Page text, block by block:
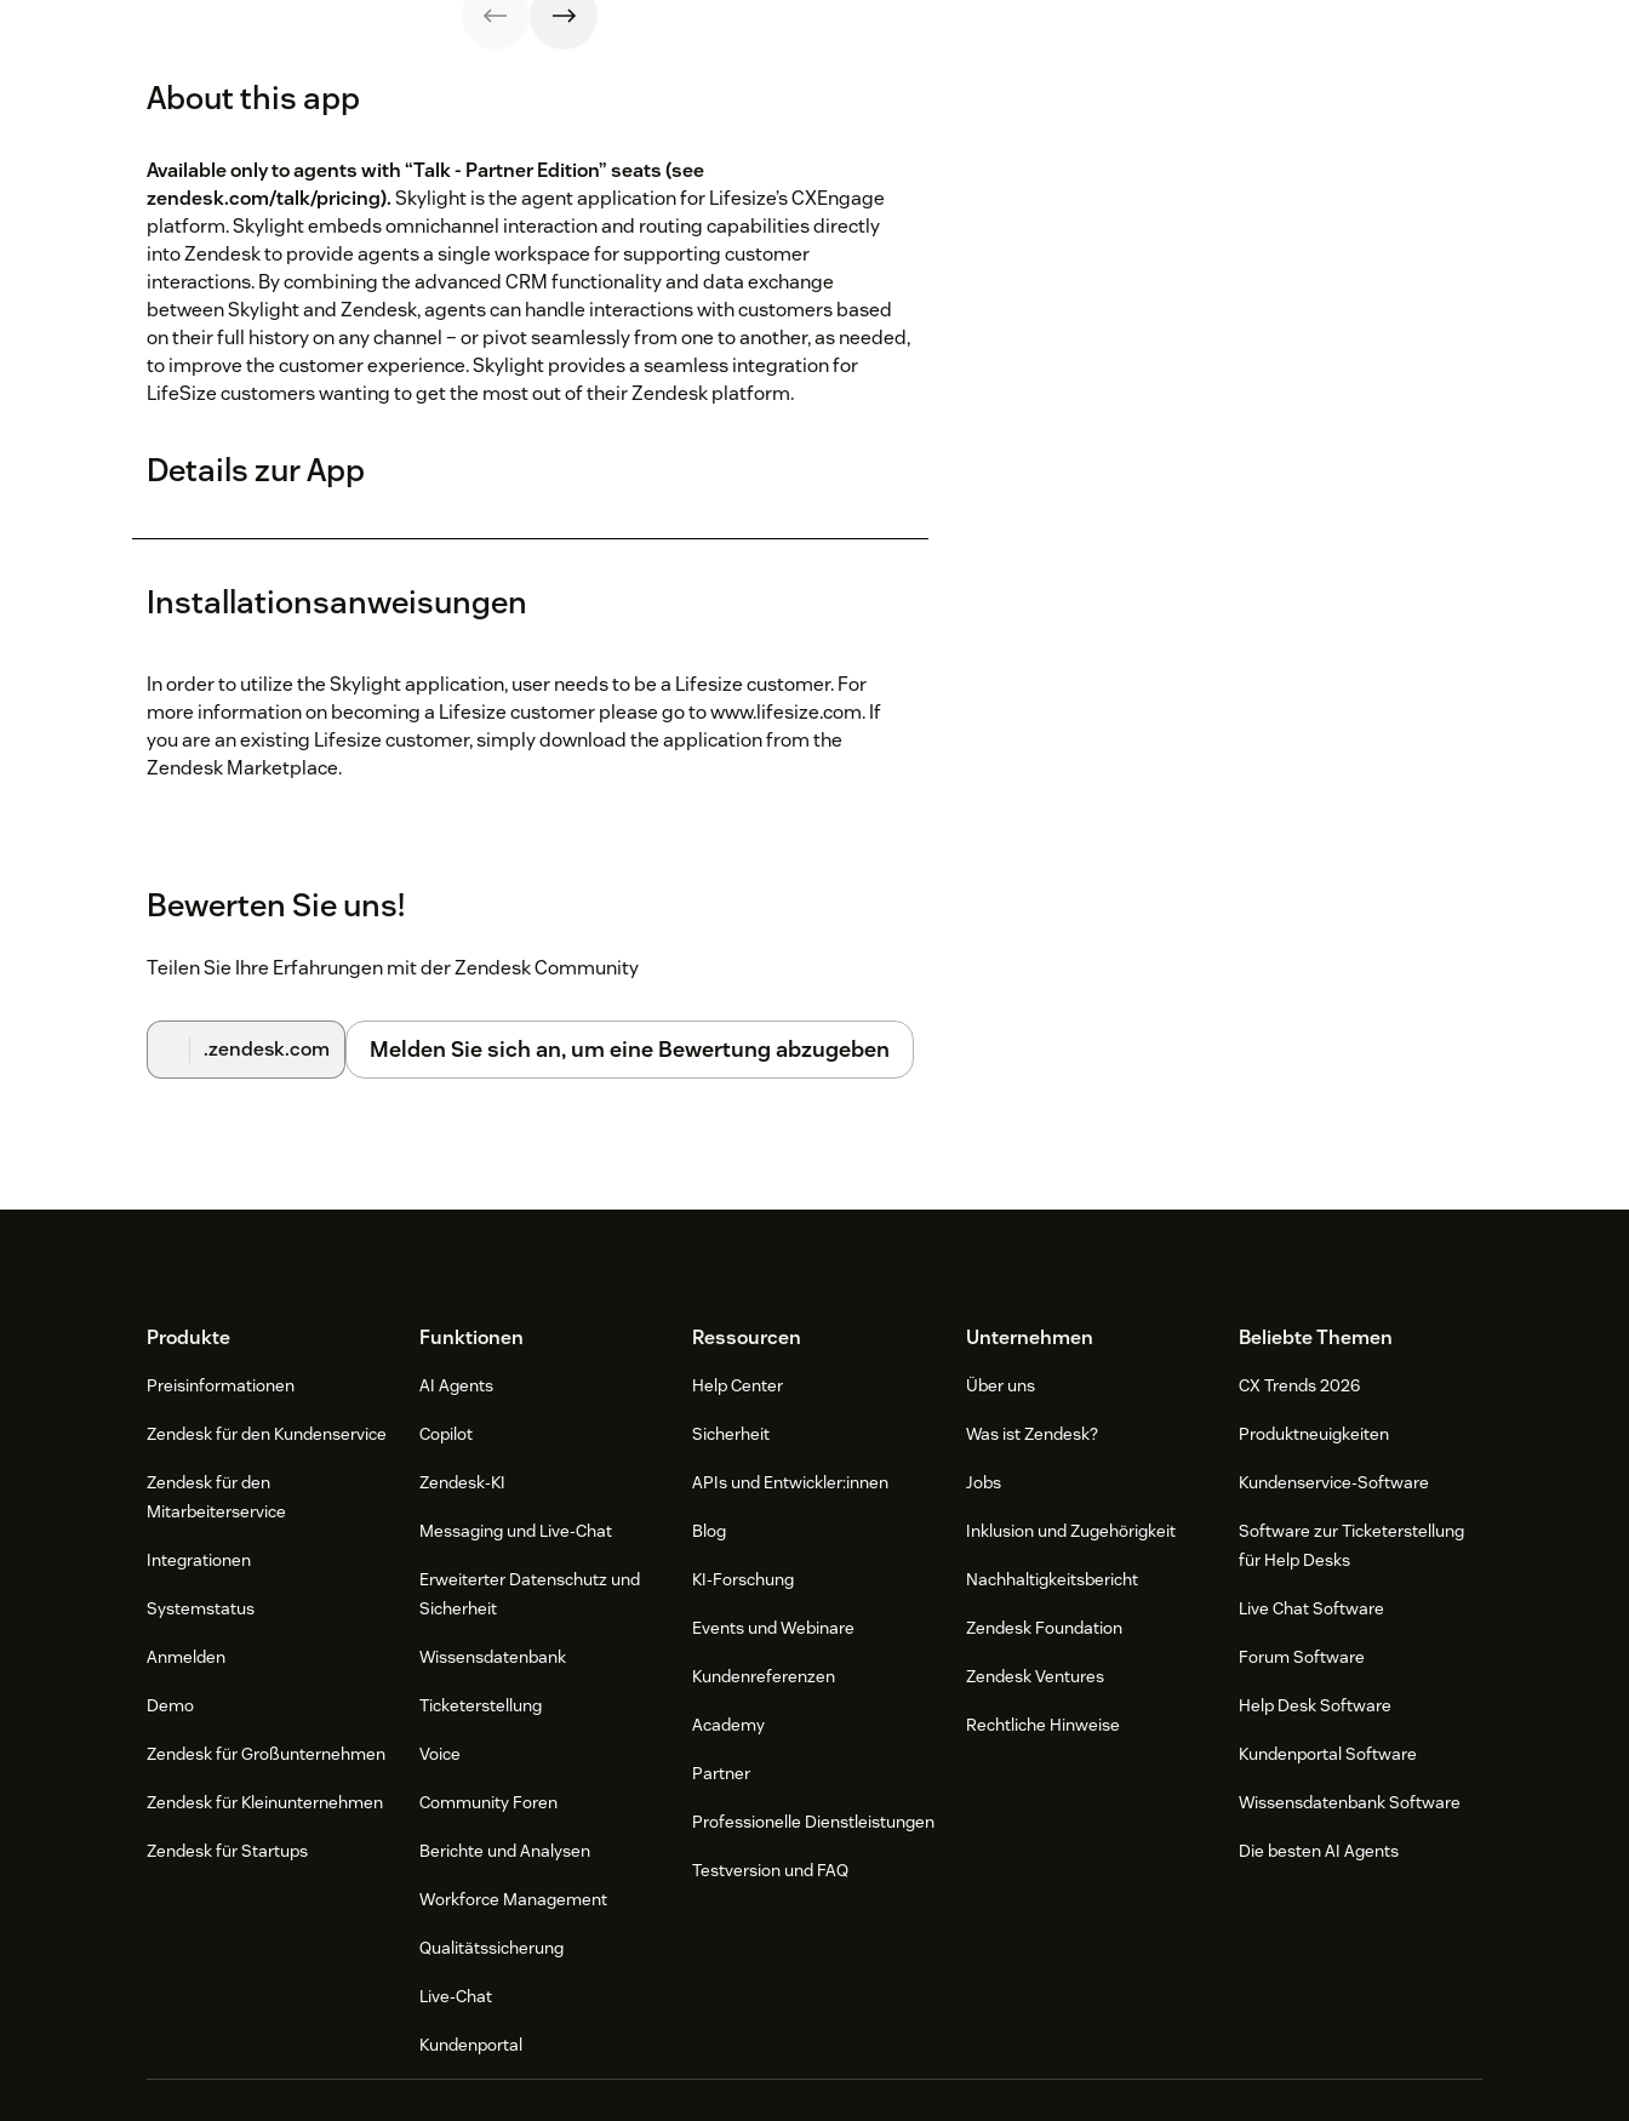
About this app
Available only to agents with “Talk - Partner Edition” seats (see
zendesk.com/talk/pricing).Skylight is the agent application for Lifesize’s CXEngage
platform. Skylight embeds omnichannel interaction and routing capabilities directly
into Zendesk to provide agents a single workspace for supporting customer
interactions. By combining the advanced CRM functionality and data exchange
between Skylight and Zendesk, agents can handle interactions with customers based
on their full history on any channel – or pivot seamlessly from one to another, as needed,
to improve the customer experience. Skylight provides a seamless integration for
LifeSize customers wanting to get the most out of their Zendesk platform.
Details zur App
Installationsanweisungen
In order to utilize the Skylight application, user needs to be a Lifesize customer. For
more information on becoming a Lifesize customer please go to www.lifesize.com. If
you are an existing Lifesize customer, simply download the application from the
Zendesk Marketplace.
Bewerten Sie uns!
Teilen Sie Ihre Erfahrungen mit der Zendesk Community
.zendesk.com Melden Sie sich an, um eine Bewertung abzugeben
FooterProdukte
Preisinformationen
Zendesk für den Kundenservice
Zendesk für den
Mitarbeiterservice
Integrationen
Systemstatus
Anmelden
Demo
Zendesk für Großunternehmen
Zendesk für Kleinunternehmen
Zendesk für Startups
Funktionen
AI Agents
Copilot
Zendesk-KI
Messaging und Live-Chat
Erweiterter Datenschutz und
Sicherheit
Wissensdatenbank
Ticketerstellung
Voice
Community Foren
Berichte und Analysen
Workforce Management
Qualitätssicherung
Live-Chat
Kundenportal
Ressourcen
Help Center
Sicherheit
APIs und Entwickler:innen
Blog
KI-Forschung
Events und Webinare
Kundenreferenzen
Academy
Partner
Professionelle Dienstleistungen
Testversion und FAQ
Unternehmen
Über uns
Was ist Zendesk?
Jobs
Inklusion und Zugehörigkeit
Nachhaltigkeitsbericht
Zendesk Foundation
Zendesk Ventures
Rechtliche Hinweise
Beliebte Themen
CX Trends 2026
Produktneuigkeiten
Kundenservice-Software
Software zur Ticketerstellung
für Help Desks
Live Chat Software
Forum Software
Help Desk Software
Kundenportal Software
Wissensdatenbank Software
Die besten AI Agents